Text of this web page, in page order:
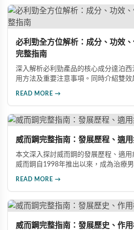
必利勁全方位解析：成分、功效
完整指南
深入解析必利勁產品的核心成分達泊
用方法及重要注意事項。同時介紹雙效
READ MORE →
威而鋼完整指南：發展歷程、適
本文深入探討威而鋼的發展歷程、適用
威而鋼自1998年推出以來，成為治療
指導下做出明智決定。
READ MORE →
威而鋼完整指南：發展歷史、作